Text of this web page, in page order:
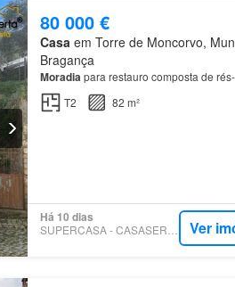
80 000 €
Casaem Torre de Moncorvo,
Bragança
Moradiapara restauro composta de
T2
82 m²
Há 10 dias
Ver